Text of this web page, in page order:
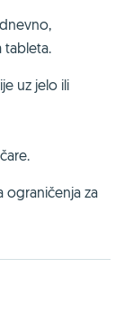
tableta.
uz jelo ili
ograničenja za